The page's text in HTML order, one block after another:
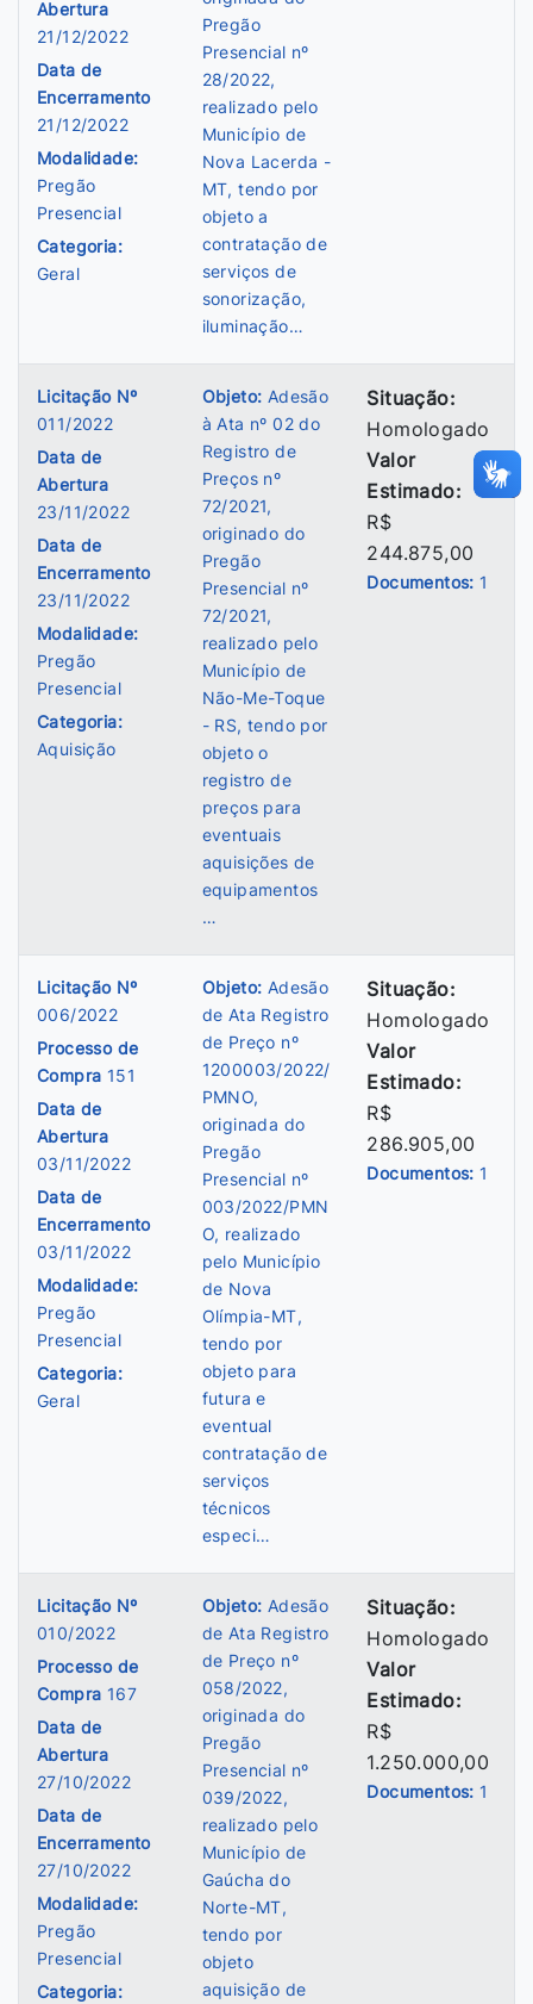
Abertura
21/12/2022
Data de
Encerramento
21/12/2022
Modalidade:
Pregão
Presencial
Categoria:
Geral
Pregão
Presencial nº
28/2022,
realizado pelo
Município de
Nova Lacerda -
MT, tendo por
objeto a
contratação de
serviços de
sonorização,
iluminação…
Licitação Nº
011/2022
Data de
Abertura
23/11/2022
Data de
Encerramento
23/11/2022
Modalidade:
Pregão
Presencial
Categoria:
Aquisição
Objeto: Adesão
à Ata nº 02 do
Registro de
Preços nº
72/2021,
originado do
Pregão
Presencial nº
72/2021,
realizado pelo
Município de
Não-Me-Toque
- RS, tendo por
objeto o
registro de
preços para
eventuais
aquisições de
equipamentos
…
Situação:
Homologado
Valor
Estimado:
R$
244.875,00
Documentos: 1
Licitação Nº
006/2022
Processo de
Compra 151
Data de
Abertura
03/11/2022
Data de
Encerramento
03/11/2022
Modalidade:
Pregão
Presencial
Categoria:
Geral
Objeto: Adesão
de Ata Registro
de Preço nº
1200003/2022/
PMNO,
originada do
Pregão
Presencial nº
003/2022/PMN
O, realizado
pelo Município
de Nova
Olímpia-MT,
tendo por
objeto para
futura e
eventual
contratação de
serviços
técnicos
especi…
Situação:
Homologado
Valor
Estimado:
R$
286.905,00
Documentos: 1
Licitação Nº
010/2022
Processo de
Compra 167
Data de
Abertura
27/10/2022
Data de
Encerramento
27/10/2022
Modalidade:
Pregão
Presencial
Categoria:
Objeto: Adesão
de Ata Registro
de Preço nº
058/2022,
originada do
Pregão
Presencial nº
039/2022,
realizado pelo
Município de
Gaúcha do
Norte-MT,
tendo por
objeto
aquisição de
Situação:
Homologado
Valor
Estimado:
R$
1.250.000,00
Documentos: 1